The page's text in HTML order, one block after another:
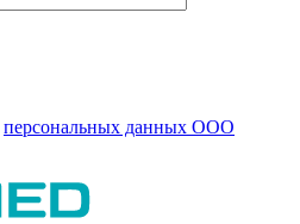
персональных данных ООО